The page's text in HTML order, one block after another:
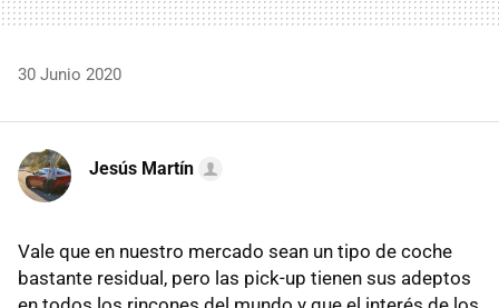
30 Junio 2020
Jesús Martín
Vale que en nuestro mercado sean un tipo de coche
bastante residual, pero las pick-up tienen sus adeptos